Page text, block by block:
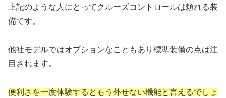
上記のような人にとってクルーズコントロールは頼れる装
備です。
他社モデルではオプションなこともあり標準装備の点は注
目されます。
便利さを一度体験するともう外せない機能と言えるでしょ